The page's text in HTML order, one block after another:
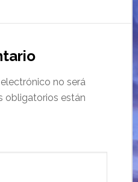
no será
obligatorios están